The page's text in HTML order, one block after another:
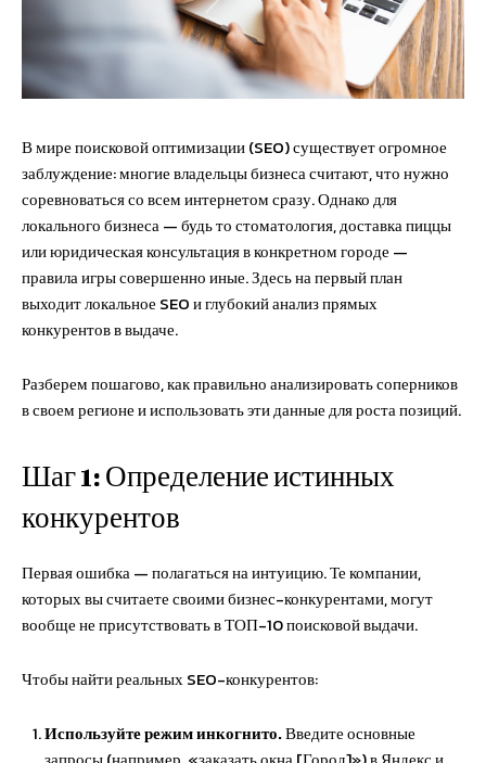
В мире поисковой оптимизации (SEO) существует огромное
заблуждение: многие владельцы бизнеса считают, что нужно
соревноваться со всем интернетом сразу. Однако для
локального бизнеса — будь то стоматология, доставка пиццы
или юридическая консультация в конкретном городе —
правила игры совершенно иные. Здесь на первый план
выходит локальное SEO и глубокий анализ прямых
конкурентов в выдаче.
Разберем пошагово, как правильно анализировать соперников
в своем регионе и использовать эти данные для роста позиций.
Шаг 1: Определение истинных
конкурентов
Первая ошибка — полагаться на интуицию. Те компании,
которых вы считаете своими бизнес-конкурентами, могут
вообще не присутствовать в ТОП-10 поисковой выдачи.
Чтобы найти реальных SEO-конкурентов:
Используйте режим инкогнито.Введите основные